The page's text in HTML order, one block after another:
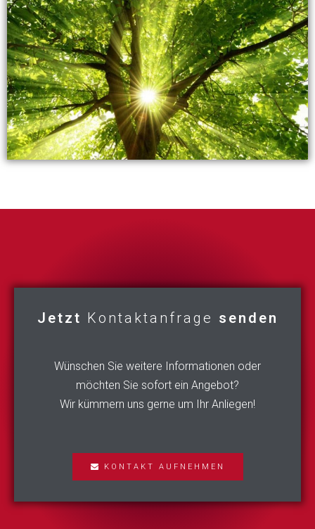
Jetzt Kontaktanfrage senden
Wünschen Sie weitere Informationen oder
möchten Sie sofort ein Angebot?
Wir kümmern uns gerne um Ihr Anliegen!
KONTAKT AUFNEHMEN